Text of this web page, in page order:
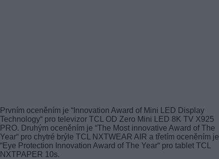
Prvním oceněním je “Innovation Award of Mini LED Display
Technology“ pro televizor TCL OD Zero Mini LED 8K TV X925
PRO. Druhým oceněním je “The Most innovative Award of The
Year“ pro chytré brýle TCL NXTWEAR AIR a třetím oceněním je
“Eye Protection Innovation Award of The Year“ pro tablet TCL
NXTPAPER 10s.